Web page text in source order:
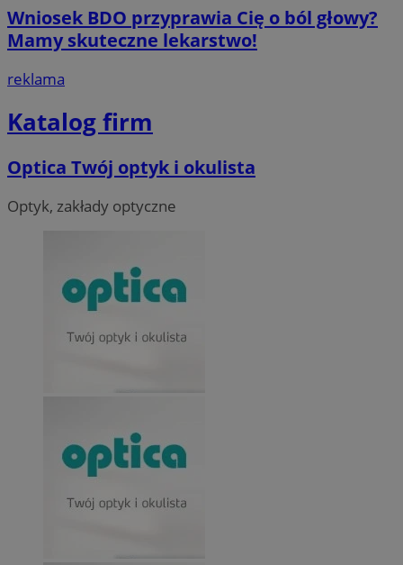
Wniosek BDO przyprawia Cię o ból głowy?
Mamy skuteczne lekarstwo!
reklama
Katalog firm
Optica Twój optyk i okulista
Optyk, zakłady optyczne